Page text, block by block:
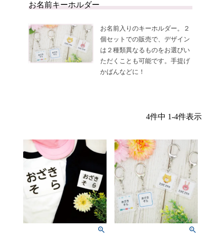
お名前キーホルダー
お名前入りのキーホルダー。２
個セットでの販売で、デザイン
は２種類異なるものをお選びい
ただくことも可能です。手提げ
かばんなどに！
4件中 1-4件表示